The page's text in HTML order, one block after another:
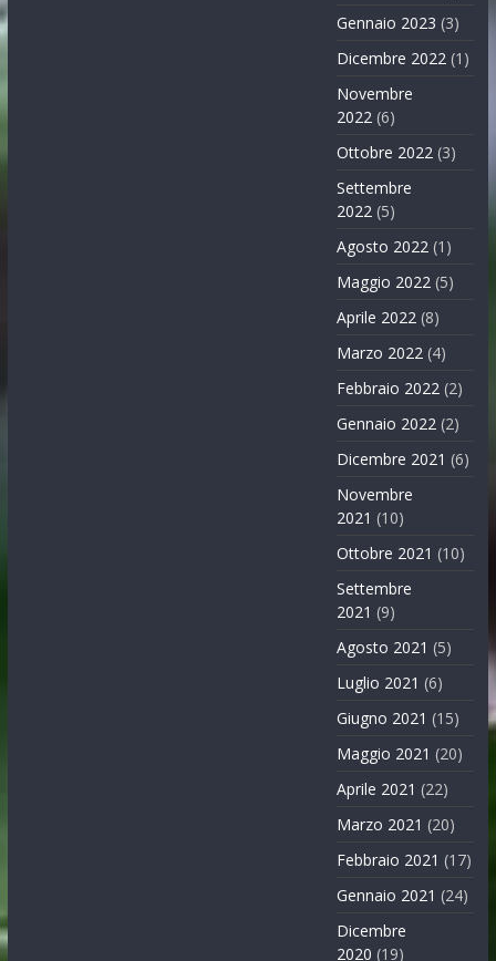
Gennaio 2023 (3)
Dicembre 2022 (1)
Novembre
2022 (6)
Ottobre 2022 (3)
Settembre
2022 (5)
Agosto 2022 (1)
Maggio 2022 (5)
Aprile 2022 (8)
Marzo 2022 (4)
Febbraio 2022 (2)
Gennaio 2022 (2)
Dicembre 2021 (6)
Novembre
2021 (10)
Ottobre 2021 (10)
Settembre
2021 (9)
Agosto 2021 (5)
Luglio 2021 (6)
Giugno 2021 (15)
Maggio 2021 (20)
Aprile 2021 (22)
Marzo 2021 (20)
Febbraio 2021 (17)
Gennaio 2021 (24)
Dicembre
2020 (19)